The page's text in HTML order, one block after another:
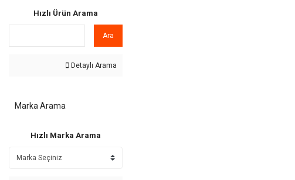
Hızlı Ürün Arama
Ara
Detaylı Arama
Marka Arama
Hızlı Marka Arama